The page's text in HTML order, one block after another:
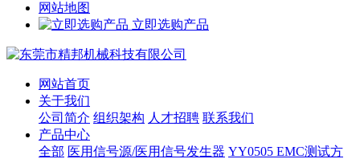
网站地图
立即选购产品
网站首页
关于我们
公司简介 组织架构 人才招聘 联系我们
产品中心
全部 医用信号源/医用信号发生器 YY0505 EMC测试方